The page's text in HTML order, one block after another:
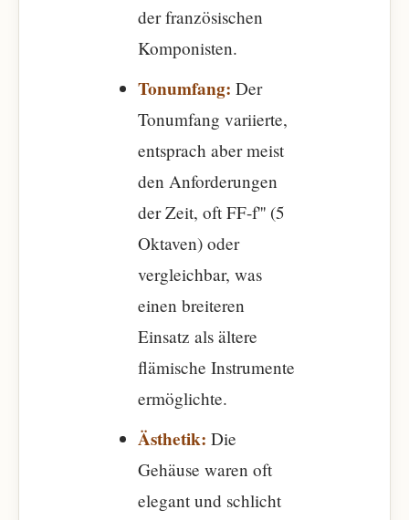
der französischen
Komponisten.
Tonumfang: Der
Tonumfang variierte,
entsprach aber meist
den Anforderungen
der Zeit, oft FF-f''' (5
Oktaven) oder
vergleichbar, was
einen breiteren
Einsatz als ältere
flämische Instrumente
ermöglichte.
Ästhetik: Die
Gehäuse waren oft
elegant und schlicht